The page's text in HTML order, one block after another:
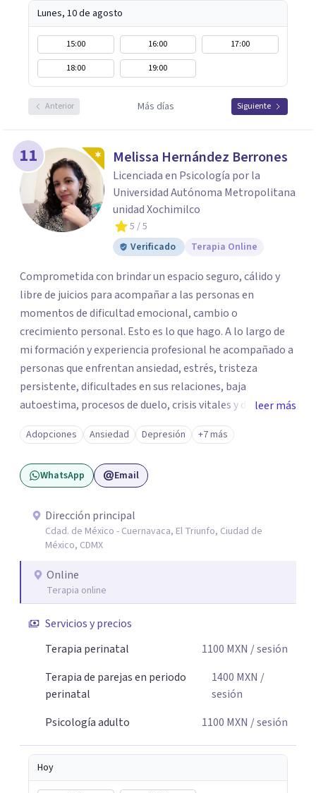
Lunes, 10 de agosto
15:00 16:00
17:00
18:00
19:00
Anterior Más días Siguiente
11 Melissa Hernández Berrones
Licenciada en Psicología por la
Universidad Autónoma Metropolitana
unidad Xochimilco
5 / 5
Verificado
Terapia Online
Comprometida con brindar un espacio seguro, cálido y
libre de juicios para acompañar a las personas en
momentos de dificultad emocional, cambio o
crecimiento personal. Esto es lo que hago. A lo largo de
mi formación y experiencia profesional he acompañado a
personas que enfrentan ansiedad, estrés, tristeza
persistente, dificultades en sus relaciones, baja
autoestima, procesos de duelo, crisis vitales y desafíos
relacionados con la adaptación a nuevas etapas de la vida.
Mi enfoque se basa en la escucha empática, el respeto por
la historia de cada persona y el trabajo conjunto para
desarrollar herramientas que favorezcan el bienestar
que buscar ayuda psicológica es un acto de valentía y
autocuidado. Mi objetivo es acompañarte para que puedas
comprender mejor lo que estás viviendo, fortalecer tus
recursos personales y construir una vida más plena y
congruente con tus necesidades y valores.
leer más
Adopciones Ansiedad Depresión +7 más
WhatsApp Email
Dirección principal
Cdad. de México - Cuernavaca, El Triunfo, Ciudad de
México, CDMX
Online
Terapia online
Servicios y precios
Terapia perinatal
1100 MXN / sesión
Terapia de parejas en periodo
perinatal
1400 MXN /
sesión
Psicología adulto
1100 MXN / sesión
Hoy